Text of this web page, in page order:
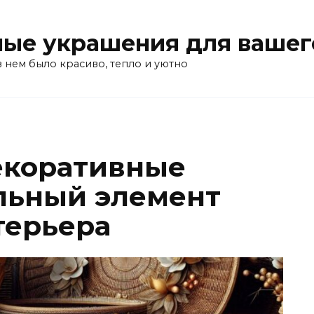
украшения для
нем было красиво, тепло и уютно
элемент